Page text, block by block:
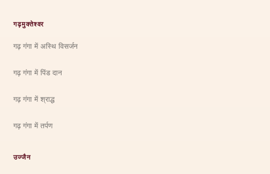
गढ़मुक्तेश्वर
गढ़ गंगा में अस्थि विसर्जन
गढ़ गंगा में पिंड दान
गढ़ गंगा में श्राद्ध
गढ़ गंगा में तर्पण
उज्जैन